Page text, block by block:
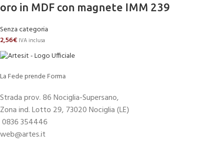
oro in MDF con magnete IMM 239
Senza categoria
2,56€ IVA inclusa
La Fede prende Forma
Strada prov. 86 Nociglia-Supersano,
Zona ind. Lotto 29, 73020 Nociglia (LE)
0836 354446
web@artes.it